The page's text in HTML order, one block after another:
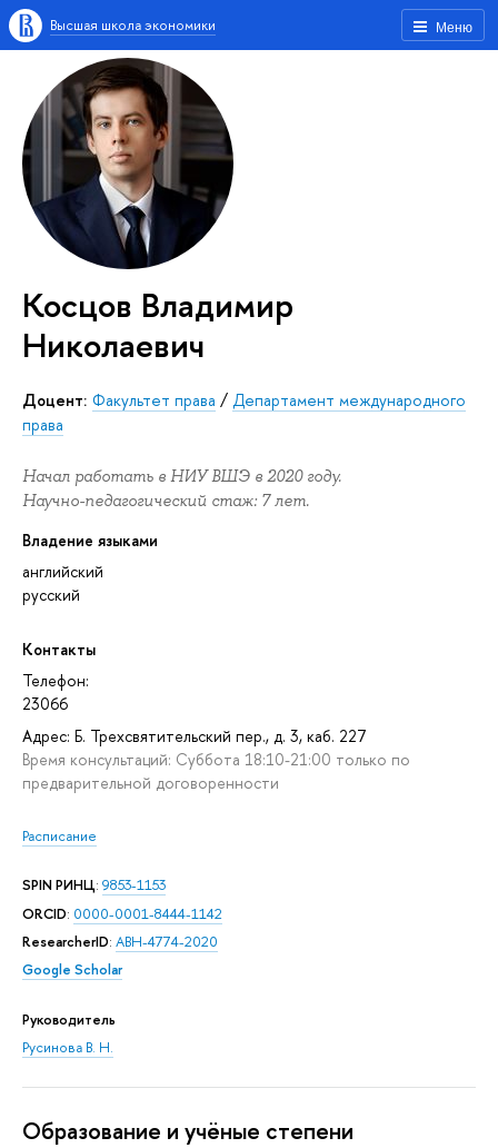
Меню
Высшая школа экономики
Косцов Владимир
Николаевич
Доцент: Факультет права / Департамент международного
права
Начал работать в НИУ ВШЭ в 2020 году.
Научно-педагогический стаж: 7 лет.
Владение языками
английский
русский
Контакты
Телефон:
23066
Адрес: Б. Трехсвятительский пер., д. 3, каб. 227
Время консультаций: Суббота 18:10-21:00 только по
предварительной договоренности
Расписание
SPIN РИНЦ: 9853-1153
ORCID: 0000-0001-8444-1142
ResearcherID: ABH-4774-2020
Google Scholar
Руководитель
Русинова В. Н.
Oбразование и учёные степени